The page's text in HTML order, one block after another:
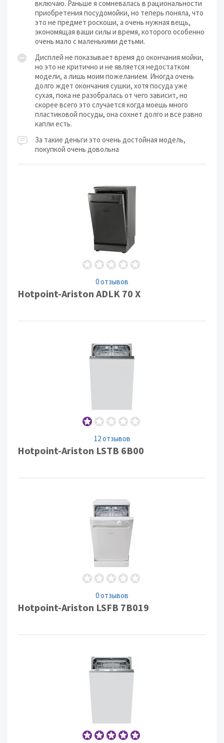
включаю. Раньше я сомневалась в рациональности
приобретения посудомойки, но теперь поняла, что
это не предмет роскоши, а очень нужная вещь,
экономящая ваши силы и время, которого особенно
очень мало с маленькими детьми.
Дисплей не показывает время до окончания мойки,
но это не критично и не является недостатком
модели, а лишь моим пожеланием. Иногда очень
долго ждет окончания сушки, хотя посуда уже
сухая, пока не разобралась от чего зависит, но
скорее всего это случается когда моешь много
пластиковой посуды, она сохнет долго и все равно
капли есть.
За такие деньги это очень достойная модель,
покупкой очень довольна
0 отзывов
Hotpoint-Ariston ADLK 70 X
12 отзывов
Hotpoint-Ariston LSTB 6B00
0 отзывов
Hotpoint-Ariston LSFB 7B019